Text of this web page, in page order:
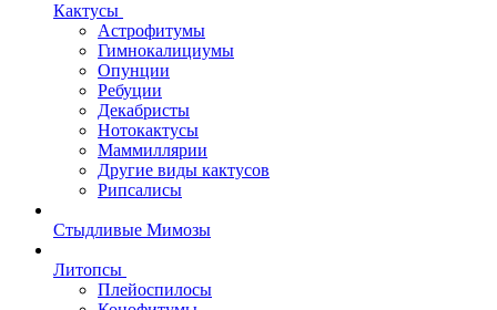
Кактусы
Астрофитумы
Гимнокалициумы
Опунции
Ребуции
Декабристы
Нотокактусы
Маммиллярии
Другие виды кактусов
Рипсалисы
Стыдливые Мимозы
Литопсы
Плейоспилосы